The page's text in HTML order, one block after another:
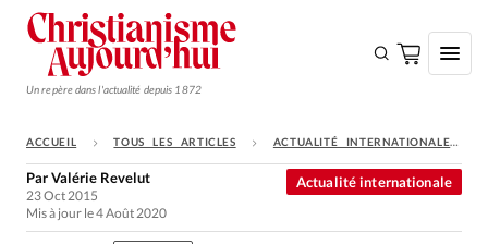
Un repère dans l'actualité depuis 1872
S'ABONNER
Monde
ACCUEIL TOUS LES ARTICLES ACTUALITÉ INTERNATIONALE
Actualité internationale
ParValérie Revelut
23 Oct 2015
Mis à jour le 4 Août 2020